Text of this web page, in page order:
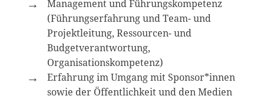
Management und Führungskompetenz
(Führungserfahrung und Team- und
Projektleitung, Ressourcen- und
Budgetverantwortung,
Organisationskompetenz)
Erfahrung im Umgang mit Sponsor*innen
sowie der Öffentlichkeit und den Medien